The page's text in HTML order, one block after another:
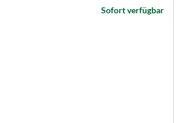
Sofort verfügbar